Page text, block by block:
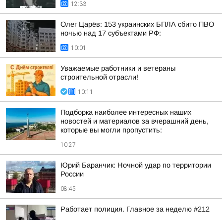
12:33
Олег Царёв: 153 украинских БПЛА сбито ПВО
ночью над 17 субъектами РФ:
10:01
Уважаемые работники и ветераны
строительной отрасли!
10:11
Подборка наиболее интересных наших
новостей и материалов за вчерашний день,
которые вы могли пропустить:
10:27
Юрий Баранчик: Ночной удар по территории
России
08:45
Работает полиция. Главное за неделю #212